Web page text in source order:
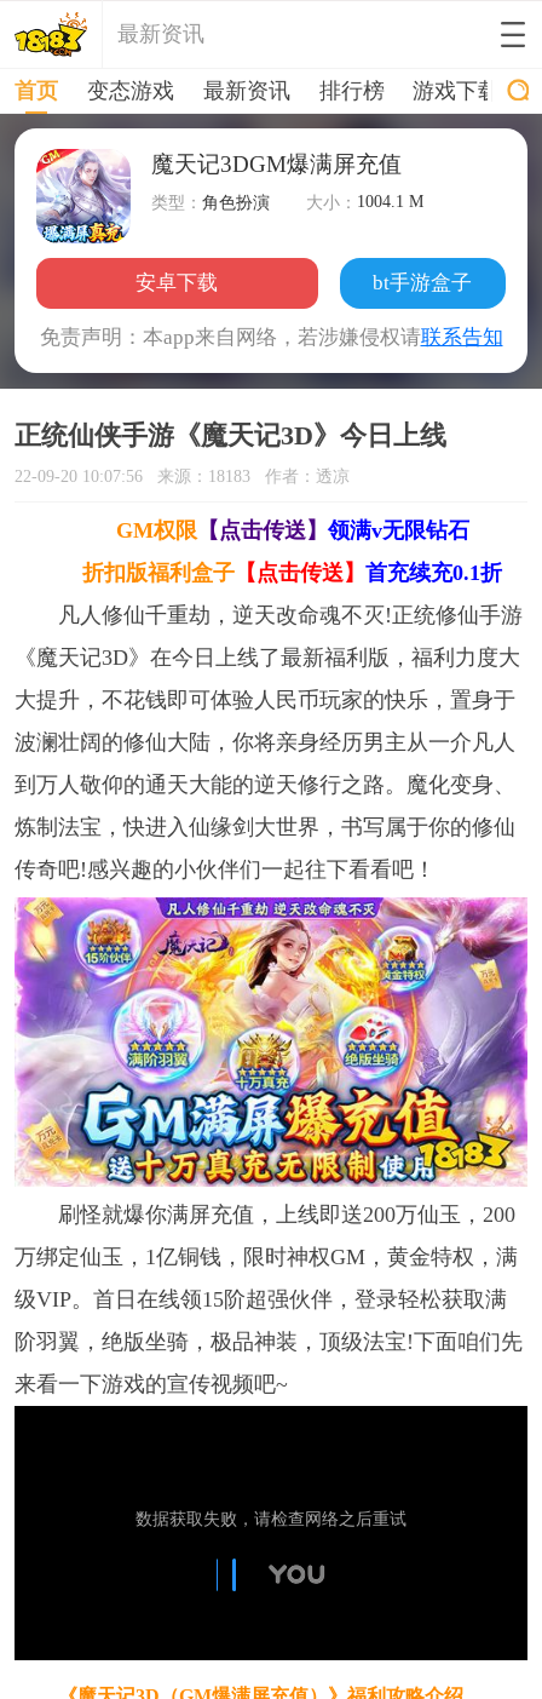
最新资讯
首页 变态游戏 最新资讯 排行榜 游戏下载
魔天记3DGM爆满屏充值
类型：角色扮演 大小： 1004.1 M
安卓下载 bt手游盒子
免责声明：本app来自网络，若涉嫌侵权请联系告知
正统仙侠手游《魔天记3D》今日上线
22-09-20 10:07:56 来源：18183 作者：透凉
GM权限 【点击传送】 领满v无限钻石
折扣版福利盒子 【点击传送】首充续充0.1折
凡人修仙千重劫，逆天改命魂不灭!正统修仙手游
《魔天记3D》在今日上线了最新福利版，福利力度大
大提升，不花钱即可体验人民币玩家的快乐，置身于
波澜壮阔的修仙大陆，你将亲身经历男主从一介凡人
到万人敬仰的通天大能的逆天修行之路。魔化变身、
炼制法宝，快进入仙缘剑大世界，书写属于你的修仙
传奇吧!感兴趣的小伙伴们一起往下看看吧！
刷怪就爆你满屏充值，上线即送200万仙玉，200
万绑定仙玉，1亿铜钱，限时神权GM，黄金特权，满
级VIP。首日在线领15阶超强伙伴，登录轻松获取满
阶羽翼，绝版坐骑，极品神装，顶级法宝!下面咱们先
来看一下游戏的宣传视频吧~